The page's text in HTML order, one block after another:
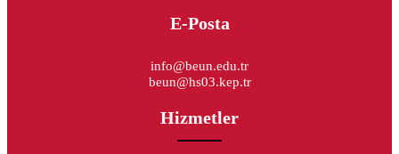
E-Posta
info@beun.edu.tr
beun@hs03.kep.tr
Hizmetler